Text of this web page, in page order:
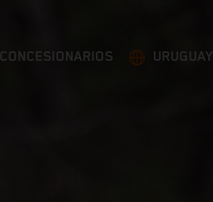
CONCESIONARIOS URUGUAY